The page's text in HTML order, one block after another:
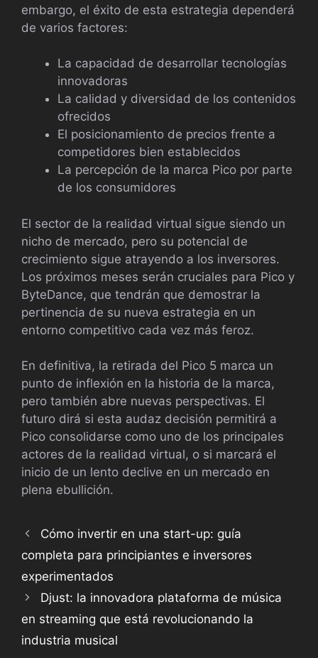
embargo, el éxito de esta estrategia dependerá
de varios factores:
La capacidad de desarrollar tecnologías
innovadoras
La calidad y diversidad de los contenidos
ofrecidos
El posicionamiento de precios frente a
competidores bien establecidos
La percepción de la marca Pico por parte
de los consumidores
El sector de la realidad virtual sigue siendo un
nicho de mercado, pero su potencial de
crecimiento sigue atrayendo a los inversores.
Los próximos meses serán cruciales para Pico y
ByteDance, que tendrán que demostrar la
pertinencia de su nueva estrategia en un
entorno competitivo cada vez más feroz.
En definitiva, la retirada del Pico 5 marca un
punto de inflexión en la historia de la marca,
pero también abre nuevas perspectivas. El
futuro dirá si esta audaz decisión permitirá a
Pico consolidarse como uno de los principales
actores de la realidad virtual, o si marcará el
inicio de un lento declive en un mercado en
plena ebullición.
Cómo invertir en una start-up: guía
completa para principiantes e inversores
experimentados
Djust: la innovadora plataforma de música
en streaming que está revolucionando la
industria musical